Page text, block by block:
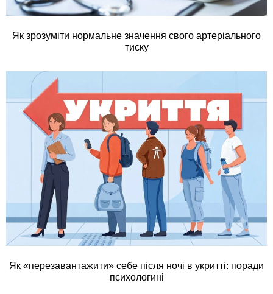
Як зрозуміти нормальне значення свого артеріального
тиску
Як «перезавантажити» себе після ночі в укритті: поради
психологині